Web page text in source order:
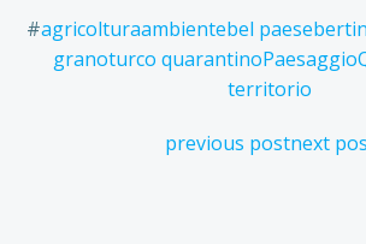
#agricolturaambientebel paese
granoturco quarantinoPaesaggio
territorio
Post
previous postnext